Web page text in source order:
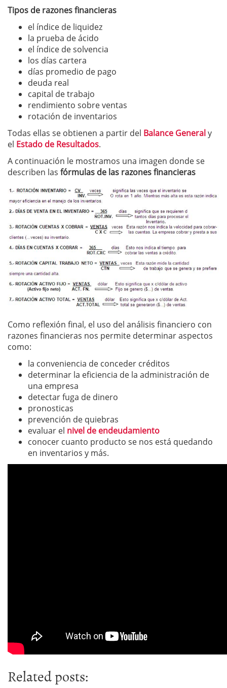
Tipos de razones financieras
el índice de liquidez
la prueba de ácido
el índice de solvencia
los días cartera
días promedio de pago
deuda real
capital de trabajo
rendimiento sobre ventas
rotación de inventarios
Todas ellas se obtienen a partir del Balance Generaly
el Estado de Resultados.
A continuación le mostramos una imagen donde se
describen las fórmulas de las razones financieras
Como reflexión final, el uso del análisis financiero con
razones financieras nos permite determinar aspectos
como:
la conveniencia de conceder créditos
determinar la eficiencia de la administración de
una empresa
detectar fuga de dinero
pronosticas
prevención de quiebras
evaluar el nivel de endeudamiento
conocer cuanto producto se nos está quedando
en inventarios y más.
Related posts: